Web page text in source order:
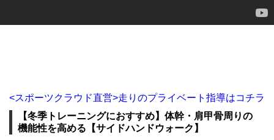
<スポーツクラウド直営>走りのプライベート指導はコチラ
【冬季トレーニングにおすすめ】体幹・肩甲骨周りの
機能性を高める【サイドハンドウォーク】